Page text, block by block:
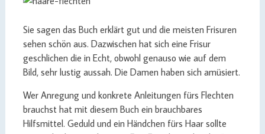
Sie sagen das Buch erklärt gut und die meisten Frisuren
sehen schön aus. Dazwischen hat sich eine Frisur
geschlichen die in Echt, obwohl genauso wie auf dem
Bild, sehr lustig aussah. Die Damen haben sich amüsiert.
Wer Anregung und konkrete Anleitungen fürs Flechten
brauchst hat mit diesem Buch ein brauchbares
Hilfsmittel. Geduld und ein Händchen fürs Haar sollte